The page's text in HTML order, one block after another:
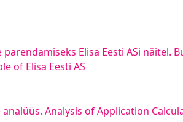
Elisa Eesti ASi näitel.
of Elisa Eesti AS
Analysis of Application